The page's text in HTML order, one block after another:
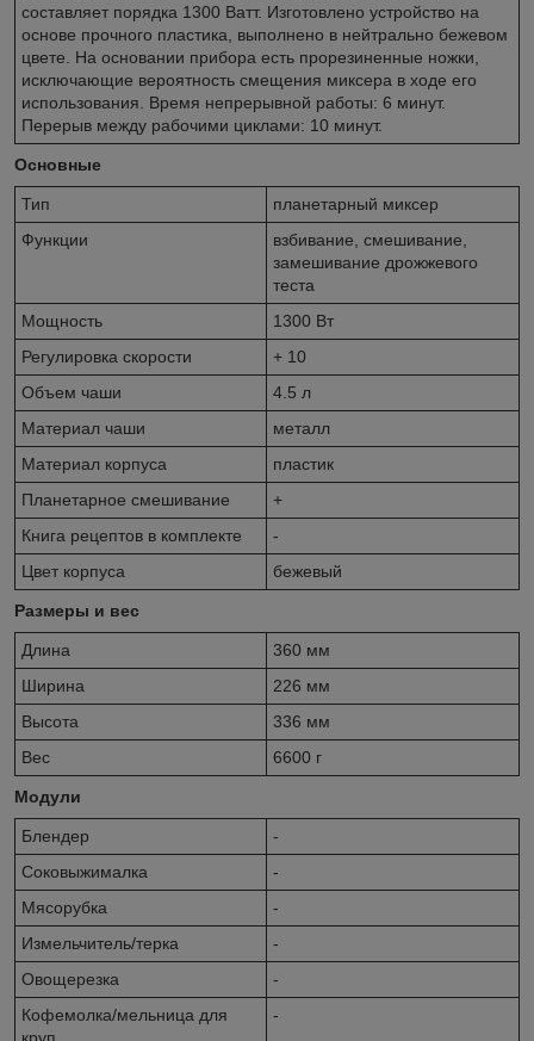
составляет порядка 1300 Ватт. Изготовлено устройство на
основе прочного пластика, выполнено в нейтрально бежевом
цвете. На основании прибора есть прорезиненные ножки,
исключающие вероятность смещения миксера в ходе его
использования. Время непрерывной работы: 6 минут.
Перерыв между рабочими циклами: 10 минут.
Основные
Тип
планетарный миксер
Функции
взбивание, смешивание,
замешивание дрожжевого
теста
Мощность
1300 Вт
Регулировка скорости
+ 10
Объем чаши
4.5 л
Материал чаши
металл
Материал корпуса
пластик
Планетарное смешивание
+
Книга рецептов в комплекте
-
Цвет корпуса
бежевый
Размеры и вес
Длина
360 мм
Ширина
226 мм
Высота
336 мм
Вес
6600 г
Модули
Блендер
-
Соковыжималка
-
Мясорубка
-
Измельчитель/терка
-
Овощерезка
-
Кофемолка/мельница для
круп
-